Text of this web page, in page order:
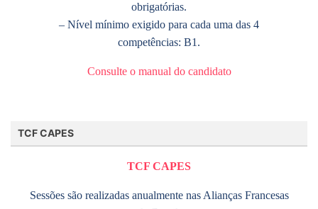
obrigatórias.
– Nível mínimo exigido para cada uma das 4
competências: B1.
Consulte o manual do candidato
TCF CAPES
TCF CAPES
Sessões são realizadas anualmente nas Alianças Francesas